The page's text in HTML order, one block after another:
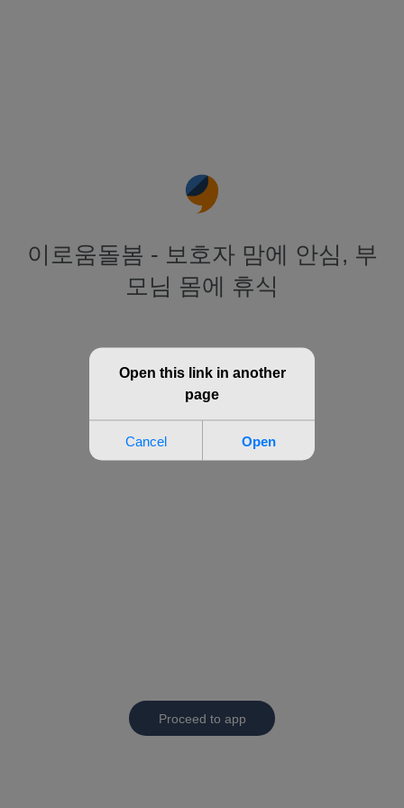
이로움돌봄 - 보호자 맘에 안심, 부
모님 몸에 휴식
Proceed to app